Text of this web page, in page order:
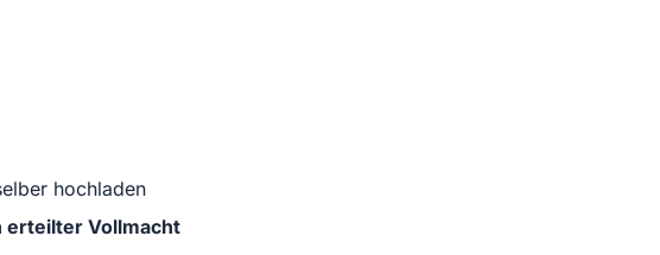
hochladen
erteilter Vollmacht